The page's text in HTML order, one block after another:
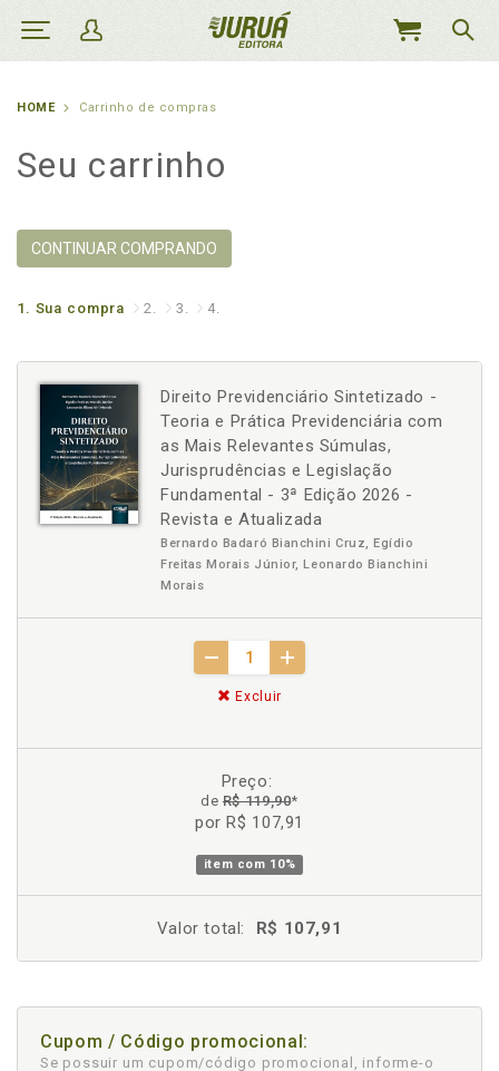
MEU
HOME Carrinho de compras
Seu carrinho
CONTINUAR COMPRANDO
1. Sua compra 2. 3. 4.
Direito Previdenciário Sintetizado -
Teoria e Prática Previdenciária com
as Mais Relevantes Súmulas,
Jurisprudências e Legislação
Fundamental - 3ª Edição 2026 -
Revista e Atualizada
Bernardo Badaró Bianchini Cruz, Egídio
Freitas Morais Júnior, Leonardo Bianchini
Morais
Excluir
Preço:
deR$ 119,90*
por R$ 107,91
item com 10%
Valor total: R$ 107,91
Cupom / Código promocional:
Se possuir um cupom/código promocional, informe-o